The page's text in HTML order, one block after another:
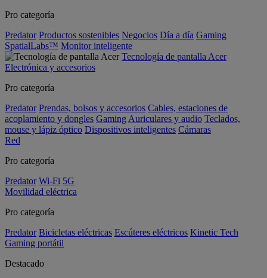
Pro categoría
Predator Productos sostenibles Negocios Día a día Gaming
SpatialLabs™ Monitor inteligente
Tecnología de pantalla Acer
Electrónica y accesorios
Pro categoría
Predator Prendas, bolsos y accesorios Cables, estaciones de
acoplamiento y dongles Gaming Auriculares y audio Teclados,
mouse y lápiz óptico Dispositivos inteligentes Cámaras
Red
Pro categoría
Predator Wi-Fi 5G
Movilidad eléctrica
Pro categoría
Predator Bicicletas eléctricas Escúteres eléctricos Kinetic Tech
Gaming portátil
Destacado